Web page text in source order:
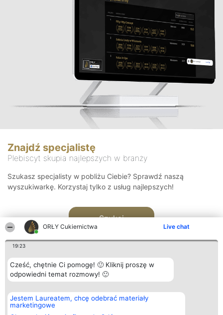
ORŁY Cukiernictwa Live chat
19:23
Cześć, chętnie Ci pomogę! 🙂 Kliknij proszę w
odpowiedni temat rozmowy! 🙂
Jestem Laureatem, chcę odebrać materiały
marketingowe
Znajdź specjalistę
Plebiscyt skupia najlepszych w branży
Szukasz specjalisty w pobliżu Ciebie? Sprawdź naszą
wyszukiwarkę. Korzystaj tylko z usług najlepszych!
Szukaj
Organizator plebiscytu
Bright Side Solutions sp. z o.
o. sp. k.
ul. Ruska 22
Plebiscyt
Laureaci
wszystkich
Kontakt
Kontakt